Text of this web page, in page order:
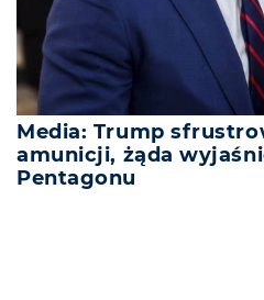
Media: Trump
amunicji, żąda
Pentagonu